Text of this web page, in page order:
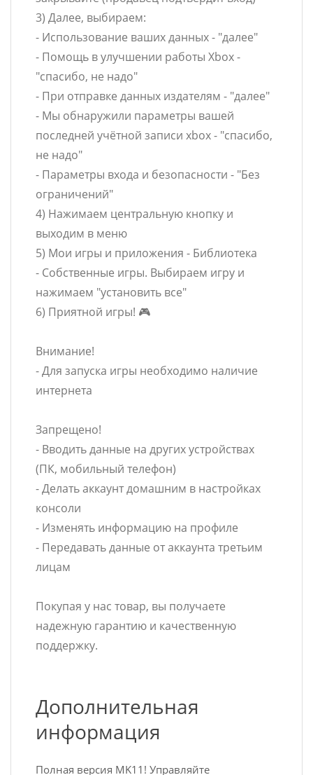
3) Далее, выбираем:
- Использование ваших данных - "далее"
- Помощь в улучшении работы Xbox -
"спасибо, не надо"
- При отправке данных издателям - "далее"
- Мы обнаружили параметры вашей
последней учётной записи xbox - "спасибо,
не надо"
- Параметры входа и безопасности - "Без
ограничений"
4) Нажимаем центральную кнопку и
выходим в меню
5) Мои игры и приложения - Библиотека
- Собственные игры. Выбираем игру и
нажимаем "установить все"
6) Приятной игры! 🎮
Внимание!
- Для запуска игры необходимо наличие
интернета
Запрещено!
- Вводить данные на других устройствах
(ПК, мобильный телефон)
- Делать аккаунт домашним в настройках
консоли
- Изменять информацию на профиле
- Передавать данные от аккаунта третьим
лицам
Покупая у нас товар, вы получаете
надежную гарантию и качественную
поддержку.
Дополнительная
информация
Полная версия MK11! Управляйте